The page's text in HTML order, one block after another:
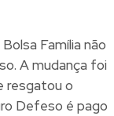
Família não
A mudança foi
resgatou o
Defeso é pago